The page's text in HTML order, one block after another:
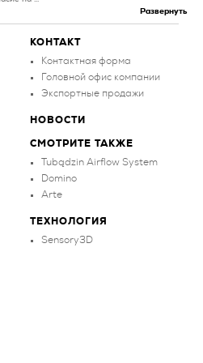
КОНТАКТ
Контактная форма
Головной офис компании
Экспортные продажи
НОВОСТИ
СМОТРИТЕ ТАКЖЕ
Tubądzin Airflow System
Domino
Arte
ТЕХНОЛОГИЯ
Sensory3D
Развернуть